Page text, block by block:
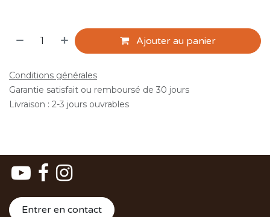
Ajouter au panier
Conditions générales
Garantie satisfait ou remboursé de 30 jours
Livraison : 2-3 jours ouvrables
Entrer en contact